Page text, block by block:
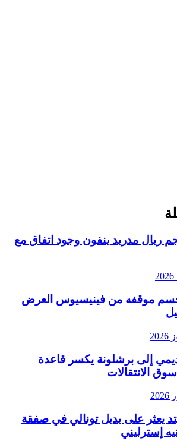
ريال مدريد ينفون وجود اتفاق مع
موقفه من فينيسيوس العرض
إلى برشلونة يكسر قاعدة
الانتقالات
يعثر على بديل تونالي في صفقة